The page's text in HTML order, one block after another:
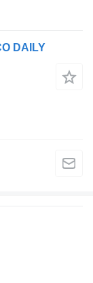
DAILY